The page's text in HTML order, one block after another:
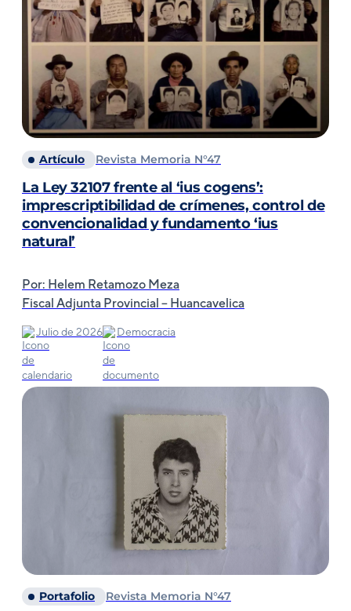
Artículo Revista Memoria N°47
La Ley 32107 frente al ‘ius cogens’:
imprescriptibilidad de crímenes, control de
convencionalidad y fundamento ‘ius
natural’
Por: Helem Retamozo Meza
Fiscal Adjunta Provincial – Huancavelica
Julio de 2026 Democracia
Portafolio Revista Memoria N°47